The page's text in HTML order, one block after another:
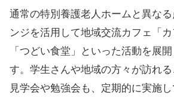
通常の特別養護老人ホームと異な
ンジを活用して地域交流カフェ「
「つどい食堂」といった活動を展
す。学生さんや地域の方々が訪れ
見学会や勉強会も、定期的に実施し